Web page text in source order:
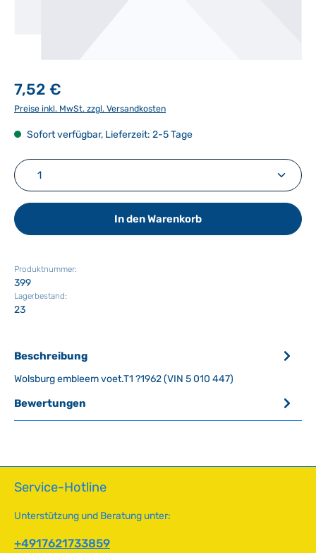
7,52 €
Preise inkl. MwSt. zzgl. Versandkosten
Sofort verfügbar, Lieferzeit: 2-5 Tage
Produkt Anzahl: Gib den gewünschten Wert ein
In den Warenkorb
Produktnummer:
399
Lagerbestand:
23
Beschreibung
Wolsburg embleem voet.T1 ?1962 (VIN 5 010 447)
Bewertungen
Service-Hotline
Unterstützung und Beratung unter:
+4917621733859